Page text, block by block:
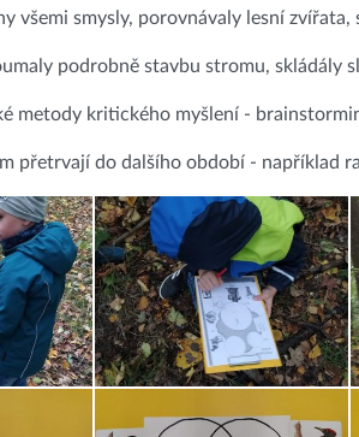
všemi smysly, porovnávaly lesní zvířata,
podrobně stavbu stromu, skládály
metody kritického myšlení -
přetrvají do dalšího období - například